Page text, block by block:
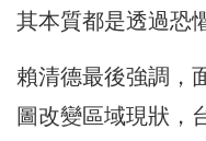
其本質都是透過恐
賴清德最後強調，
圖改變區域現狀，